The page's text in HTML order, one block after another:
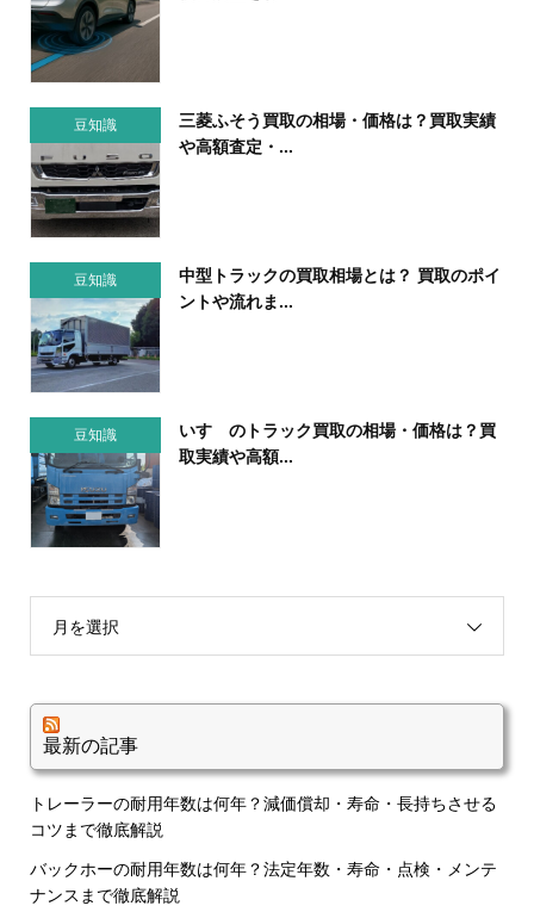
豆知識
三菱ふそう買取の相場・価格は？買取実績
や高額査定・...
豆知識
中型トラックの買取相場とは？ 買取のポイ
ントや流れま...
豆知識
いすゞのトラック買取の相場・価格は？買
取実績や高額...
月を選択
最新の記事
トレーラーの耐用年数は何年？減価償却・寿命・長持ちさせる
コツまで徹底解説
バックホーの耐用年数は何年？法定年数・寿命・点検・メンテ
ナンスまで徹底解説